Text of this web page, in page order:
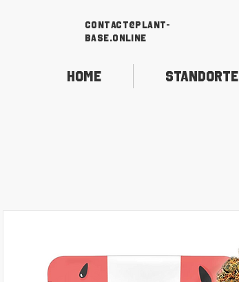
contact@plant-
base.online
Home Standorte